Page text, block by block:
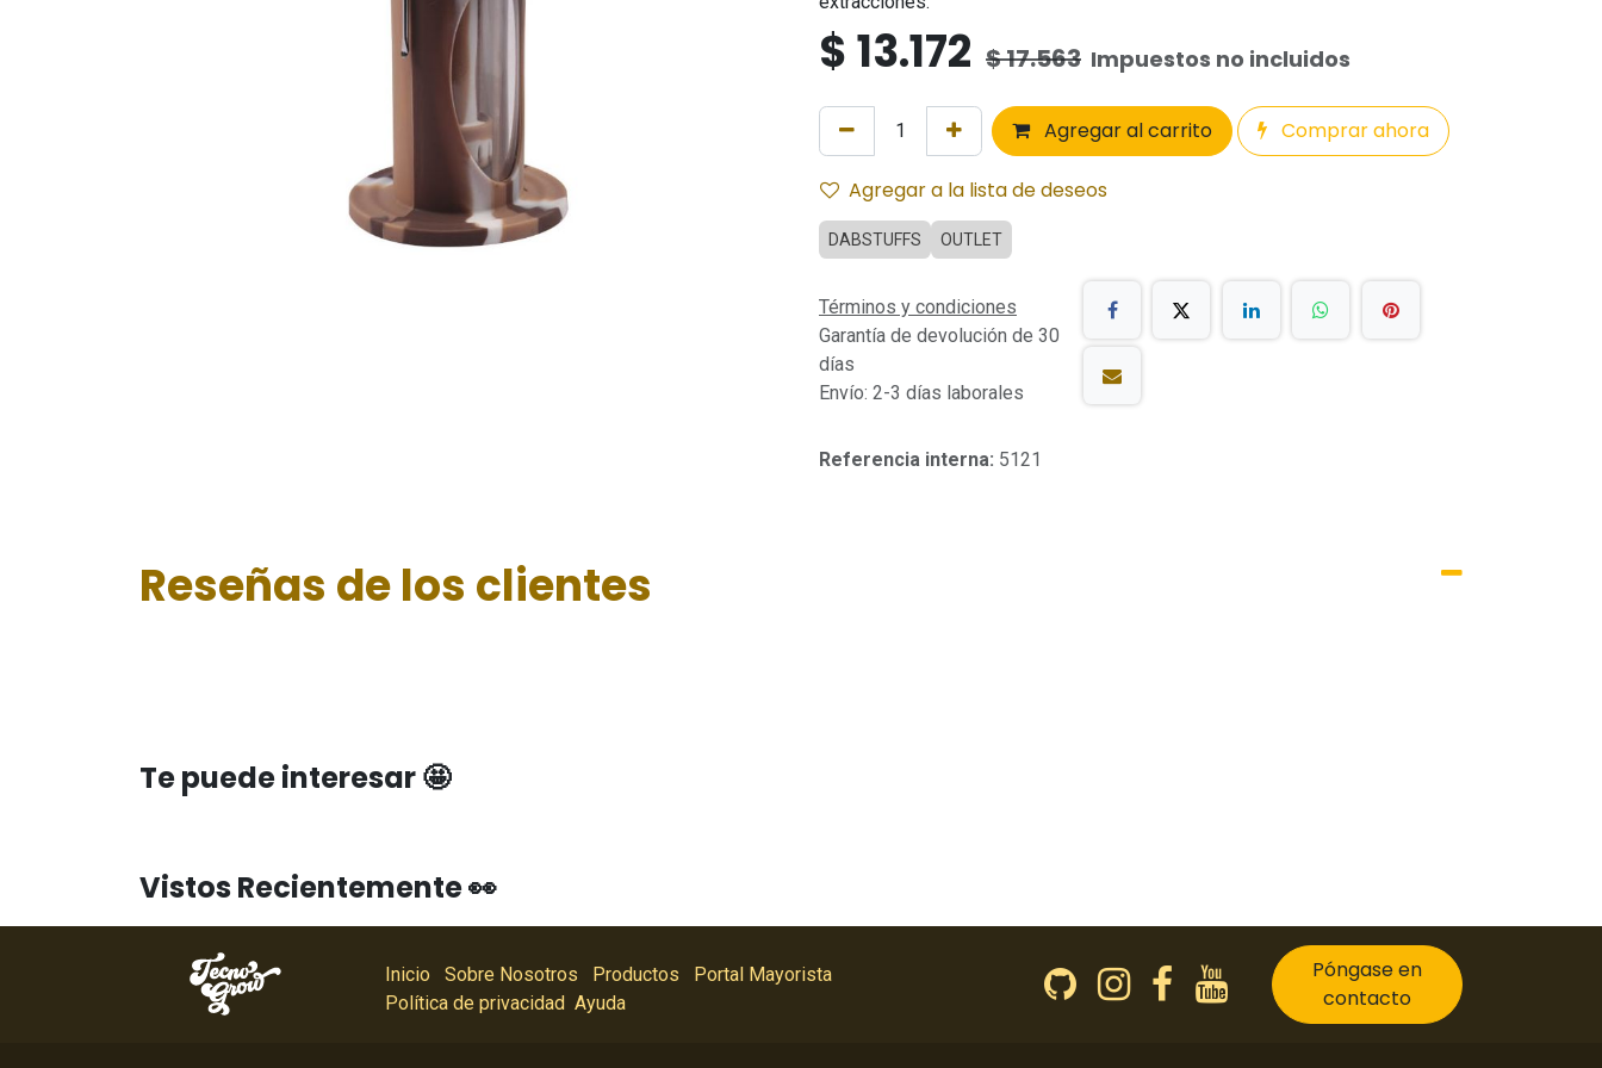
$13.172 $17.563 Impuestos no incluidos
Agregar al carrito Comprar ahora
Agregar a la lista de deseos
DABSTUFFS OUTLET
Términos y condiciones
Garantía de devolución de 30
días
Envío: 2-3 días laborales
Referencia interna: 5121
Reseñas de los clientes
Te puede interesar 🤩
Vistos Recientemente 👀
Inicio Sobre Nosotros Productos
Portal Mayorista
Política de privacidad Ayuda
Póngase en
contacto